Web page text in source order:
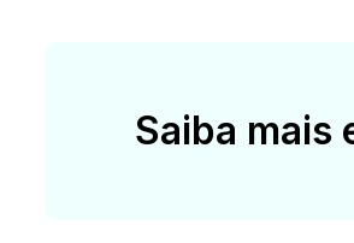
Saiba mais